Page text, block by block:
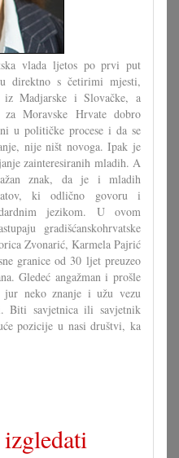
vlada ljetos po prvi put
direktno s četirimi mjesti,
Madjarske i Slovačke, a
Moravske Hrvate dobro
u političke procese i da se
nije ništ novoga. Ipak je
zainteresiranih mladih. A
znak, da je i mladih
ki odlično govoru i
jezikom. U ovom
gradišćanskohrvatske
Zvonarić, Karmela Pajrić
granice od 30 ljet preuzeo
Gledeć angažman i prošle
neko znanje i užu vezu
Biti savjetnica ili savjetnik
pozicije u nasi društvi, ka